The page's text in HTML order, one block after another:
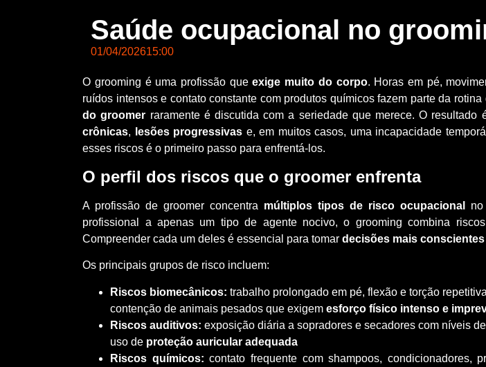
Saúde ocupacional no
01/04/202615:00
O grooming é uma profissão queexige muito do corpo. Horas em pé,
ruídos intensos e contato constante com produtos químicos fazem parte da
do groomer raramente é discutida com a seriedade que merece. O
crônicas, lesões progressivas e, em muitos casos, uma incapacidade
esses riscos é o primeiro passo para enfrentá-los.
O perfil dos riscos que o groomer enfrenta
A profissão de groomer concentra múltiplos tipos de risco ocupacional
profissional a apenas um tipo de agente nocivo, o grooming combina
Compreender cada um deles é essencial para tomardecisões mais
Os principais grupos de risco incluem:
Riscos biomecânicos: trabalho prolongado em pé, flexão e torção
contenção de animais pesados que exigemesforço físico intenso e
Riscos auditivos: exposição diária a sopradores e secadores com níveis
uso de proteção auricular adequada
Riscos químicos: contato frequente com shampoos, condicionadores,